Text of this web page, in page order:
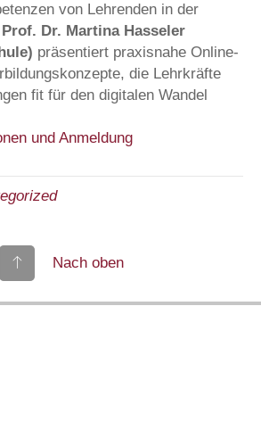
von Lehrenden in der
Prof. Dr. Martina Hasseler
präsentiert praxisnahe Online-
die Lehrkräfte
fit für den digitalen Wandel
und Anmeldung
Nach oben